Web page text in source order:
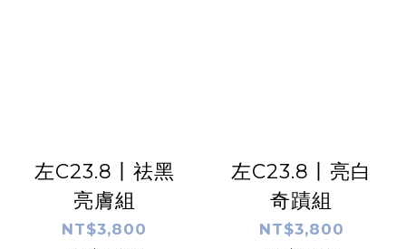
左C23.8丨祛黑
亮膚組
NT$3,800
左C23.8丨亮白
奇蹟組
NT$3,800